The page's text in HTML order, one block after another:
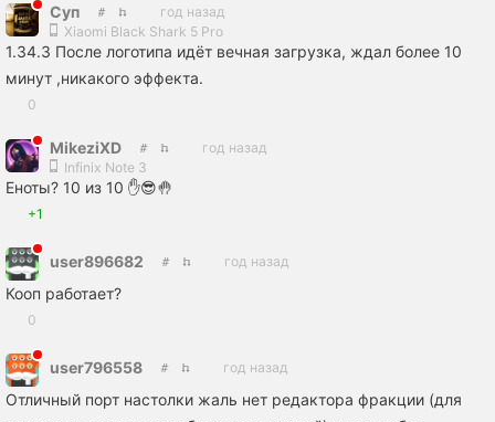
Сyп
год назад
Xiaomi Black Shark 5 Pro
1.34.3 После логотипа идёт вечная загрузка, ждал более 10
минут ,никакого эффекта.
0
MikeziXD
год назад
Infinix Note 3
Еноты? 10 из 10 ✋😎🤚
+1
user896682 год назад
Кооп работает?
0
user796558 год назад
Отличный порт настолки жаль нет редактора фракции (для